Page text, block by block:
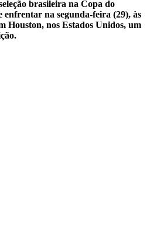
brasileira na Copa do
enfrentar na segunda-feira (29), às
Houston, nos Estados Unidos, um